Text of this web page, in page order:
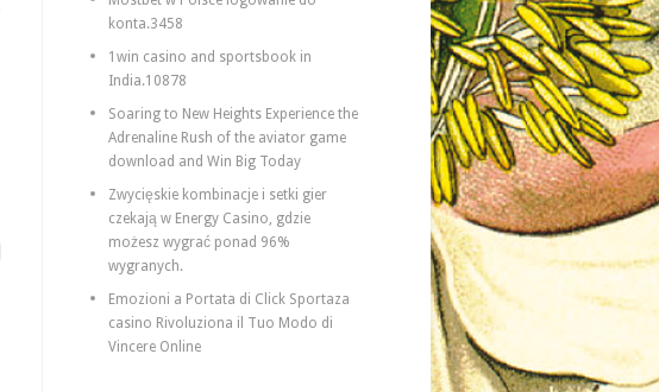
konta.3458
1win casino and sportsbook in
India.10878
Soaring to New Heights Experience the
Adrenaline Rush of the aviator game
download and Win Big Today
Zwycięskie kombinacje i setki gier
czekają w Energy Casino, gdzie
możesz wygrać ponad 96%
wygranych.
Emozioni a Portata di Click Sportaza
casino Rivoluziona il Tuo Modo di
Vincere Online